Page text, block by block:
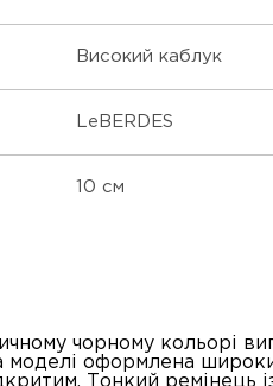
Високий каблук
LeBERDES
10 см
чорному кольорі
моделі оформлена
Тонкий